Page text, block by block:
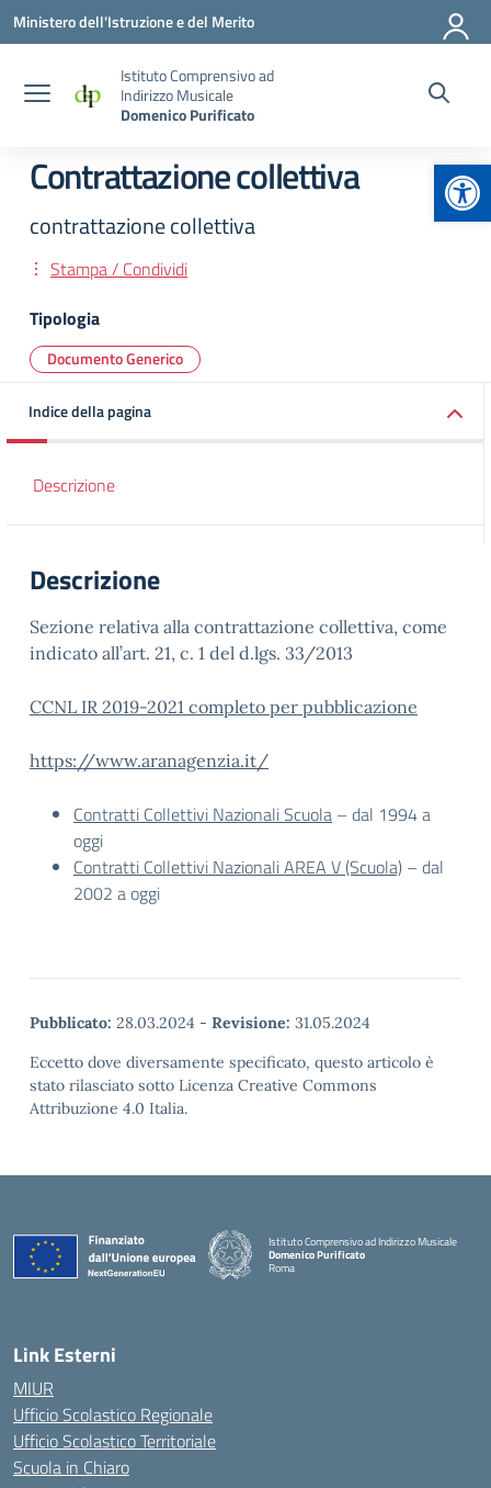
Vai ai contenuti
Vai al menu di navigazione
Vai al footer
Ministero dell'Istruzione e del Merito
Istituto Comprensivo ad
Indirizzo Musicale
Domenico Purificato
Contrattazione collettiva
contrattazione collettiva
Stampa / Condividi
Tipologia
Documento Generico
Indice della pagina
Descrizione
Descrizione
Sezione relativa alla contrattazione collettiva, come
indicato all’art. 21, c. 1 del d.lgs. 33/2013
CCNL IR 2019-2021 completo per pubblicazione
https://www.aranagenzia.it/
Contratti Collettivi Nazionali Scuola – dal 1994 a
oggi
Contratti Collettivi Nazionali AREA V (Scuola) – dal
2002 a oggi
Pubblicato: 28.03.2024 - Revisione: 31.05.2024
Eccetto dove diversamente specificato, questo articolo è
stato rilasciato sotto Licenza Creative Commons
Attribuzione 4.0 Italia.
Istituto Comprensivo ad Indirizzo Musicale
Domenico Purificato
Roma
Link Esterni
MIUR
Ufficio Scolastico Regionale
Ufficio Scolastico Territoriale
Scuola in Chiaro